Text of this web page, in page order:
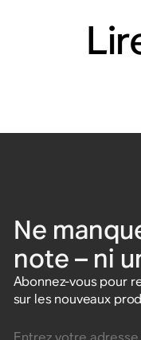
Ne
note – ni
Abonnez-vous pour
sur les nouveaux